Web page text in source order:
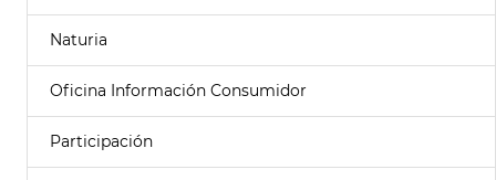
Naturia
Oficina Información Consumidor
Participación